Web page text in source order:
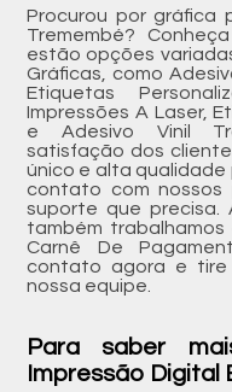
Procurou por gráfica
Tremembé?
estão opções
Gráficas, como
Etiquetas
Impressões A Laser,
e Adesivo Vinil
satisfação dos
único e alta qualidade
contato com
suporte que precisa.
também trabalhamos
Carnê De
contato agora e tire
nossa equipe.
Para saber
Impressão Digital